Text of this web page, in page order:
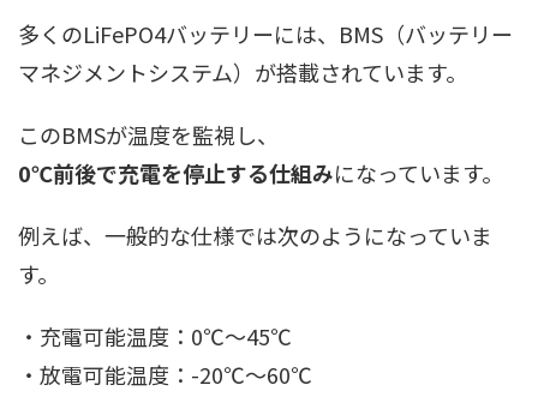
多くのLiFePO4バッテリーには、BMS（バッテリー
マネジメントシステム）が搭載されています。
このBMSが温度を監視し、
0℃前後で充電を停止する仕組みになっています。
例えば、一般的な仕様では次のようになっていま
す。
・充電可能温度：0℃〜45℃
・放電可能温度：-20℃〜60℃